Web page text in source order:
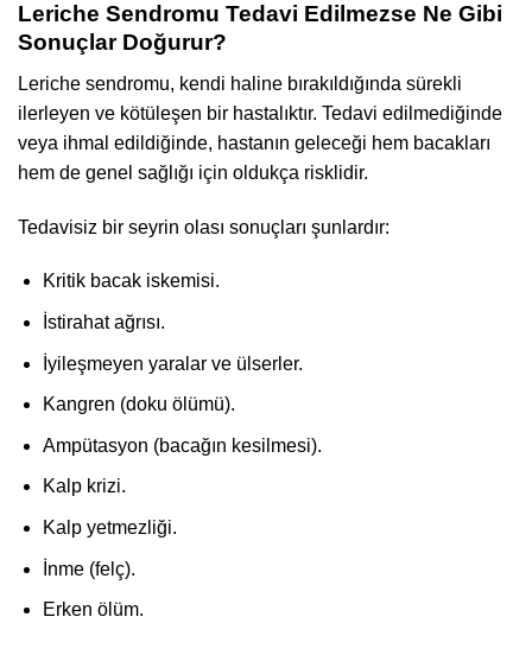
Leriche Sendromu Tedavi Edilmezse Ne Gibi
Sonuçlar Doğurur?
Leriche sendromu, kendi haline bırakıldığında sürekli
ilerleyen ve kötüleşen bir hastalıktır. Tedavi edilmediğinde
veya ihmal edildiğinde, hastanın geleceği hem bacakları
hem de genel sağlığı için oldukça risklidir.
Tedavisiz bir seyrin olası sonuçları şunlardır:
Kritik bacak iskemisi.
İstirahat ağrısı.
İyileşmeyen yaralar ve ülserler.
Kangren (doku ölümü).
Ampütasyon (bacağın kesilmesi).
Kalp krizi.
Kalp yetmezliği.
İnme (felç).
Erken ölüm.